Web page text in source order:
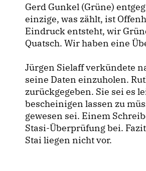
Gerd Gunkel (Grüne)
einzige, was zählt, ist
Eindruck entsteht, wir
Quatsch. Wir haben eine
Jürgen Sielaff verkündete
seine Daten einzuholen.
zurückgegeben. Sie sei es
bescheinigen lassen zu
gewesen sei. Einem
Stasi-Überprüfung bei.
Stai liegen nicht vor.